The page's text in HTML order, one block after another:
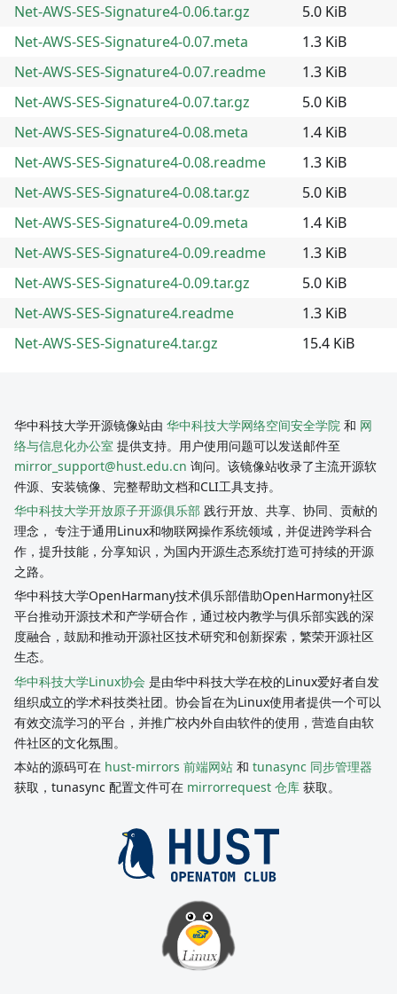
Net-AWS-SES-Signature4-0.06.tar.gz
5.0 KiB
Net-AWS-SES-Signature4-0.07.meta
1.3 KiB
Net-AWS-SES-Signature4-0.07.readme
1.3 KiB
Net-AWS-SES-Signature4-0.07.tar.gz
5.0 KiB
Net-AWS-SES-Signature4-0.08.meta
1.4 KiB
Net-AWS-SES-Signature4-0.08.readme
1.3 KiB
Net-AWS-SES-Signature4-0.08.tar.gz
5.0 KiB
Net-AWS-SES-Signature4-0.09.meta
1.4 KiB
Net-AWS-SES-Signature4-0.09.readme
1.3 KiB
Net-AWS-SES-Signature4-0.09.tar.gz
5.0 KiB
Net-AWS-SES-Signature4.readme
1.3 KiB
Net-AWS-SES-Signature4.tar.gz
15.4 KiB
华中科技大学开源镜像站由 华中科技大学网络空间安全学院 和 网
络与信息化办公室 提供支持。用户使用问题可以发送邮件至
mirror_support@hust.edu.cn 询问。该镜像站收录了主流开源软
件源、安装镜像、完整帮助文档和CLI工具支持。
华中科技大学开放原子开源俱乐部 践行开放、共享、协同、贡献的
理念， 专注于通用Linux和物联网操作系统领域，并促进跨学科合
作，提升技能，分享知识，为国内开源生态系统打造可持续的开源
之路。
华中科技大学OpenHarmany技术俱乐部借助OpenHarmony社区
平台推动开源技术和产学研合作，通过校内教学与俱乐部实践的深
度融合，鼓励和推动开源社区技术研究和创新探索，繁荣开源社区
生态。
华中科技大学Linux协会 是由华中科技大学在校的Linux爱好者自发
组织成立的学术科技类社团。协会旨在为Linux使用者提供一个可以
有效交流学习的平台，并推广校内外自由软件的使用，营造自由软
件社区的文化氛围。
本站的源码可在 hust-mirrors 前端网站 和 tunasync 同步管理器
获取，tunasync 配置文件可在 mirrorrequest 仓库 获取。